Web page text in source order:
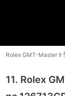
Rolex GMT-Master II
11. Rolex